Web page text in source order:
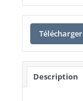
Télécharger
Description